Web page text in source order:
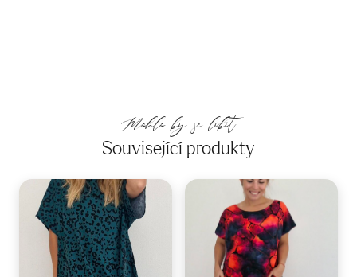
Mohlo by se líbit
Související produkty